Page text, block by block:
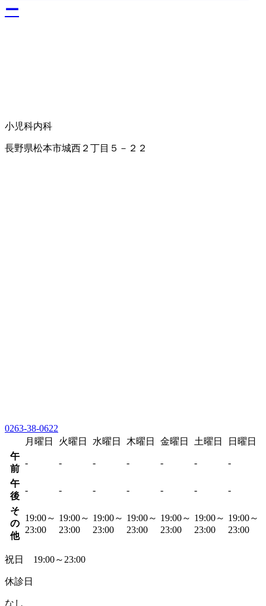
ー
小児科内科
長野県松本市城西２丁目５－２２
0263-38-0622
月曜日
火曜日 水曜日 木曜日 金曜日 土曜日
日曜日
午
前
- - - - - - -
午
後
- - - - - - -
そ
の
他
19:00～
23:00
19:00～
23:00
19:00～
23:00
19:00～
23:00
19:00～
23:00
19:00～
23:00
19:00～
23:00
祝日 19:00～23:00
休診日
なし